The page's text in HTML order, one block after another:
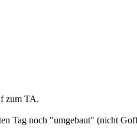
zum TA.
Tag noch "umgebaut" (nicht